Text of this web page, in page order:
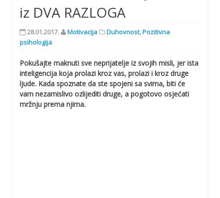
iz DVA RAZLOGA
28.01.2017. Motivacija Duhovnost,Pozitivna
psihologija
Pokušajte maknuti sve neprijatelje iz svojih misli, jer ista
inteligencija koja prolazi kroz vas, prolazi i kroz druge
ljude. Kada spoznate da ste spojeni sa svima, biti će
vam nezamislivo ozlijediti druge, a pogotovo osjećati
mržnju prema njima.